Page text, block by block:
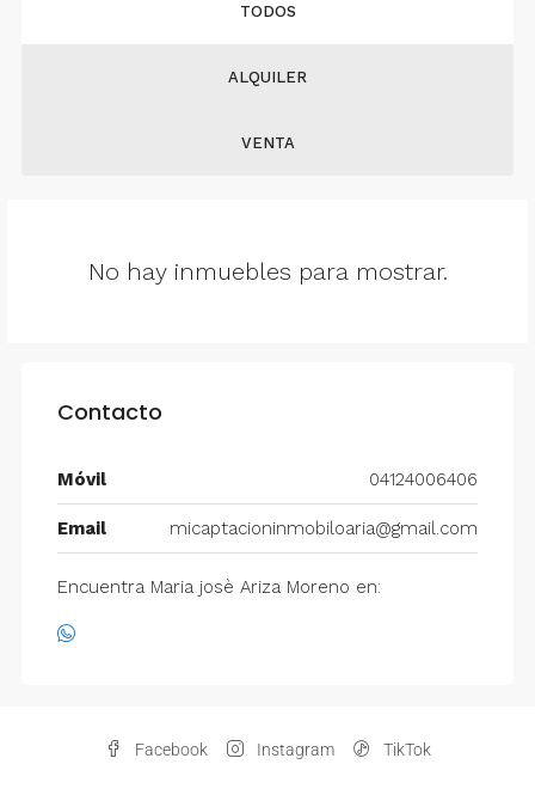
TODOS
ALQUILER
VENTA
No hay inmuebles para mostrar.
Contacto
Móvil 04124006406
Email micaptacioninmobiloaria@gmail.com
Encuentra Maria josè Ariza Moreno en:
Facebook Instagram TikTok